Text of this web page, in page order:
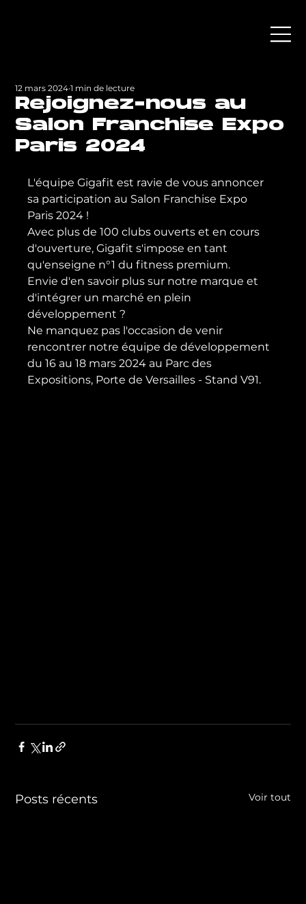
Rejoignez-nous au
Salon Franchise Expo
Paris 2024
12 mars 2024 1 min de lecture
L'équipe Gigafit est ravie de vous annoncer
sa participation au Salon Franchise Expo
Paris 2024 !
Avec plus de 100 clubs ouverts et en cours
d'ouverture, Gigafit s'impose en tant
qu'enseigne n°1 du fitness premium.
Envie d'en savoir plus sur notre marque et
d'intégrer un marché en plein
développement ?
Ne manquez pas l'occasion de venir
rencontrer notre équipe de développement
du 16 au 18 mars 2024 au Parc des
Expositions, Porte de Versailles - Stand V91.
Posts récents Voir tout